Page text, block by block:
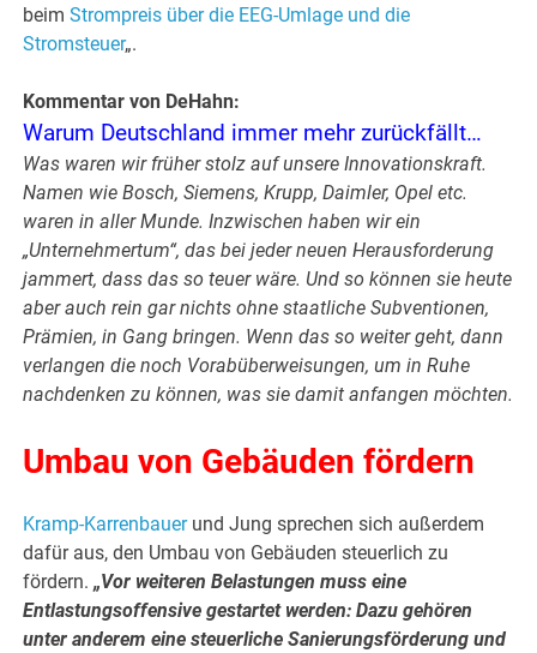
beimStrompreis über die EEG-Umlage und die
Stromsteuer„.
Kommentar von DeHahn:
Warum Deutschland immer mehr zurückfällt…
Was waren wir früher stolz auf unsere Innovationskraft.
Namen wie Bosch, Siemens, Krupp, Daimler, Opel etc.
waren in aller Munde. Inzwischen haben wir ein
„Unternehmertum“, das bei jeder neuen Herausforderung
jammert, dass das so teuer wäre. Und so können sie heute
aber auch rein gar nichts ohne staatliche Subventionen,
Prämien, in Gang bringen. Wenn das so weiter geht, dann
verlangen die noch Vorabüberweisungen, um in Ruhe
nachdenken zu können, was sie damit anfangen möchten.
Umbau von Gebäuden fördern
Kramp-Karrenbauerund Jung sprechen sich außerdem
dafür aus, den Umbau von Gebäuden steuerlich zu
fördern.„Vor weiteren Belastungen muss eine
Entlastungsoffensive gestartet werden: Dazu gehören
unter anderem eine steuerliche Sanierungsförderung und